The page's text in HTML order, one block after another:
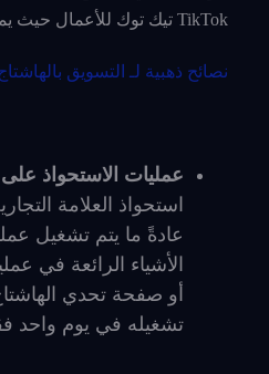
TikTok تيك توك للأعمال حيث يمكن لملايين المستخدمين رؤيتها.
نصائح ذهبية لـ التسويق بالهاشتاج |
عمليات الاستحواذ على
عادةً ما يتم تشغيل
تشغيله في يوم واحد